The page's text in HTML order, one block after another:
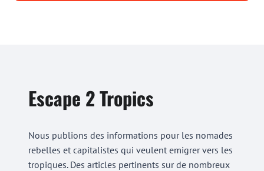
Escape 2 Tropics
Nous publions des informations pour les nomades
rebelles et capitalistes qui veulent emigrer vers les
tropiques. Des articles pertinents sur de nombreux